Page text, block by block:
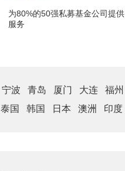
为80%的50强私募基金公司提供
服务
宁波 青岛 厦门 大连 福州
泰国 韩国 日本 澳洲 印度